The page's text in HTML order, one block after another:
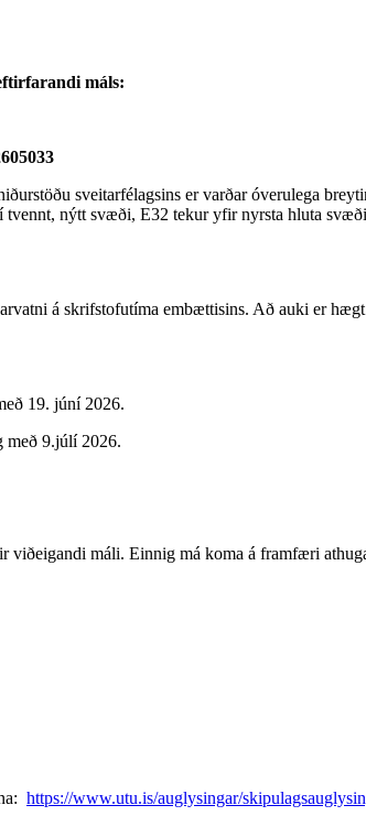
máls:
sveitarfélagsins er varðar óverulega
nýtt svæði, E32 tekur yfir nyrsta hluta
á skrifstofutíma embættisins. Að auki er
19. júní 2026.
með 9.júlí 2026.
viðeigandi máli. Einnig má koma á framfæri
https://www.utu.is/auglysingar/